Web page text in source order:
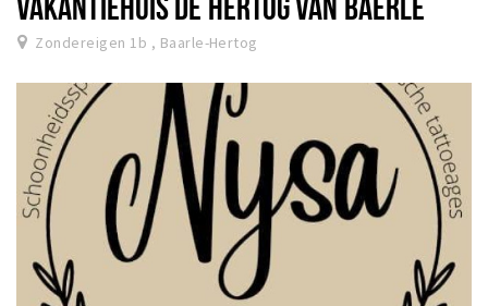
Zondereigen 1b , Baarle-Hertog